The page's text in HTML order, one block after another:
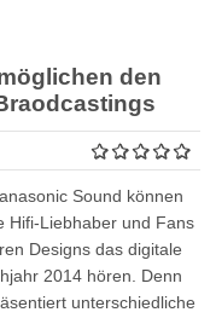
den
Sound können
Hifi-Liebhaber und Fans
Designs das digitale
2014 hören. Denn
unterschiedliche